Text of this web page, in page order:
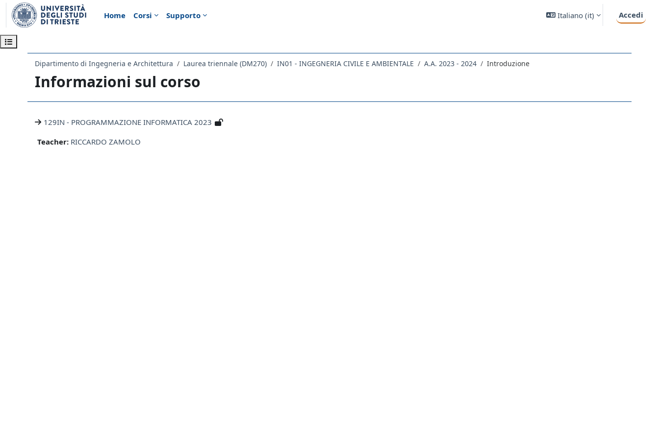
Vai al contenuto principale
Home
Corsi Supporto Italiano ‎(it)‎ Accedi
Apri indice del corso
Dipartimento di Ingegneria e Architettura Laurea triennale (DM270) IN01 - INGEGNERIA CIVILE E AMBIENTALE A.A. 2023 - 2024 Introduzione
Informazioni sul corso
129IN - PROGRAMMAZIONE INFORMATICA 2023
Teacher: RICCARDO ZAMOLO